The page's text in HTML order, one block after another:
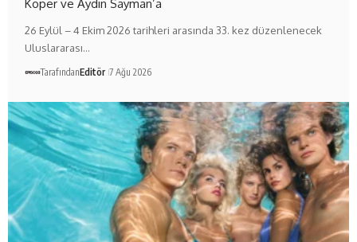
Koper ve Aydın Sayman’a
26 Eylül – 4 Ekim 2026 tarihleri arasında 33. kez düzenlenecek
Uluslararası…
TarafındanEditör 7 Ağu 2026